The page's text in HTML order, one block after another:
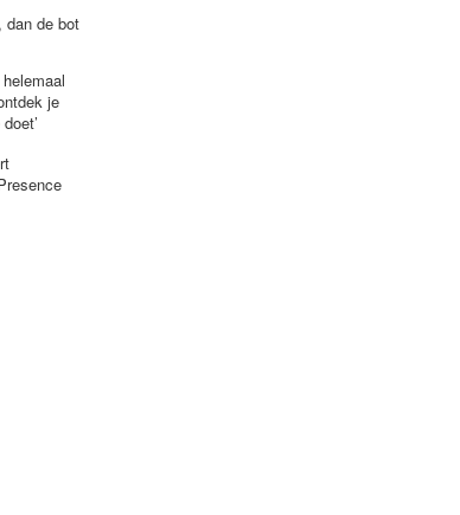
dan de bot
je